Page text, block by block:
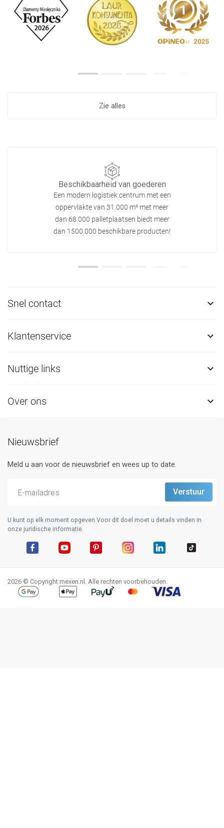
Zie alles
Beschikbaarheid van goederen
Een modern logistiek centrum met een
oppervlakte van 31.000 m² met meer
dan 68.000 palletplaatsen biedt meer
dan 1500.000 beschikbare producten!
Snel contact 
Klantenservice 
Nuttige links 
Over ons 
Nieuwsbrief
Meld u aan voor de nieuwsbrief en wees up to date.
U kunt op elk moment opgeven.Voor dit doel moet u details vinden in
onze juridische informatie.
2026 © Copyright mexen.nl. Alle rechten voorbehouden.